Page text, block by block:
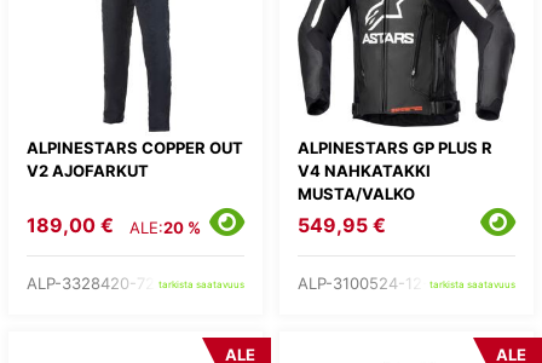
ALPINESTARS COPPER OUT
V2 AJOFARKUT
189,00 € ALE:20 %
ALP-3328420-7203-tarkista saatavuus
ALPINESTARS GP PLUS R
V4 NAHKATAKKI
MUSTA/VALKO
549,95 €
ALP-3100524-12- tarkista saatavuus
ALE ALE